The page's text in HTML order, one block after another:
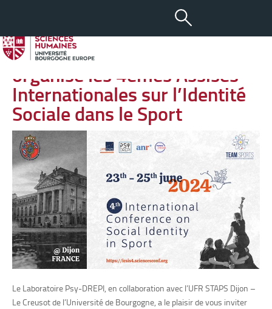
aA - +
11 JUIN 2024
Le Laboratoire Psydrepi
organise les 4èmes Assises
Internationales sur l’Identité
Sociale dans le Sport
Le Laboratoire Psy-DREPI, en collaboration avec l’UFR STAPS Dijon –
Le Creusot de l’Université de Bourgogne, a le plaisir de vous inviter